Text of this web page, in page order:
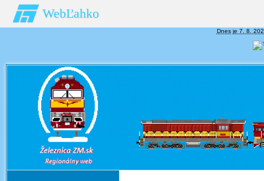
Dnes je 7. 8.
WebĽahko